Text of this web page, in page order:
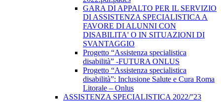
GARA DI APPALTO PER IL SERVIZIO
DI ASSISTENZA SPECIALISTICA A
FAVORE DI ALUNNI CON
DISABILITA' O IN SITUAZIONI DI
SVANTAGGIO
Progetto “Assistenza specialistica
disabilità” -FUTURA ONLUS
Progetto “Assistenza specialistica
disabilità”: Inclusione Salute e Cura Roma
Litorale – Onlus
ASSISTENZA SPECIALISTICA 2022/''23